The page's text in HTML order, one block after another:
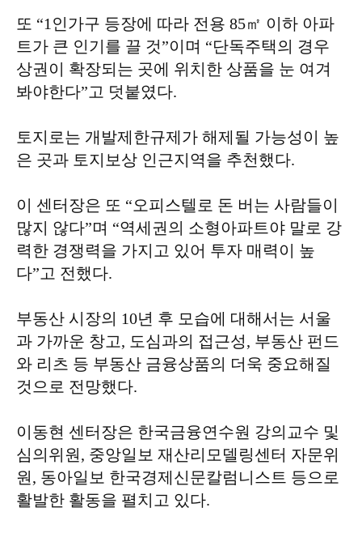
또 “1인가구 등장에 따라 전용 85㎡ 이하 아파
트가 큰 인기를 끌 것”이며 “단독주택의 경우
상권이 확장되는 곳에 위치한 상품을 눈 여겨
봐야한다”고 덧붙였다.
토지로는 개발제한규제가 해제될 가능성이 높
은 곳과 토지보상 인근지역을 추천했다.
이 센터장은 또 “오피스텔로 돈 버는 사람들이
많지 않다”며 “역세권의 소형아파트야 말로 강
력한 경쟁력을 가지고 있어 투자 매력이 높
다”고 전했다.
부동산 시장의 10년 후 모습에 대해서는 서울
과 가까운 창고, 도심과의 접근성, 부동산 펀드
와 리츠 등 부동산 금융상품의 더욱 중요해질
것으로 전망했다.
이동현 센터장은 한국금융연수원 강의교수 및
심의위원, 중앙일보 재산리모델링센터 자문위
원, 동아일보 한국경제신문칼럼니스트 등으로
활발한 활동을 펼치고 있다.